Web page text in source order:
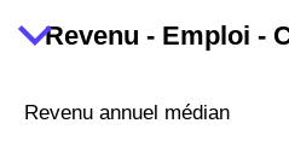
Revenu - Emploi -
Revenu annuel médian